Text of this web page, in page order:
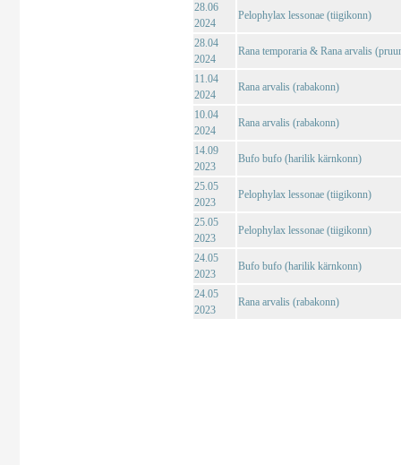
28.06
2024
Pelophylax lessonae (tiigikonn)
28.04
2024
Rana temporaria & Rana arvalis
11.04
2024
Rana arvalis (rabakonn)
10.04
2024
Rana arvalis (rabakonn)
14.09
2023
Bufo bufo (harilik kärnkonn)
25.05
2023
Pelophylax lessonae (tiigikonn)
25.05
2023
Pelophylax lessonae (tiigikonn)
24.05
2023
Bufo bufo (harilik kärnkonn)
24.05
2023
Rana arvalis (rabakonn)